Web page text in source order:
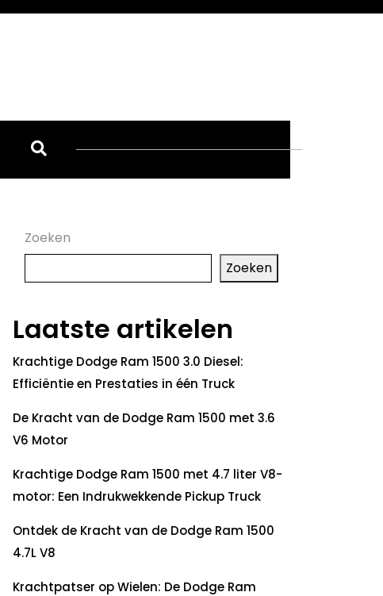
Zoeken
Zoeken
Laatste artikelen
Krachtige Dodge Ram 1500 3.0 Diesel:
Efficiëntie en Prestaties in één Truck
De Kracht van de Dodge Ram 1500 met 3.6
V6 Motor
Krachtige Dodge Ram 1500 met 4.7 liter V8-
motor: Een Indrukwekkende Pickup Truck
Ontdek de Kracht van de Dodge Ram 1500
4.7L V8
Krachtpatser op Wielen: De Dodge Ram